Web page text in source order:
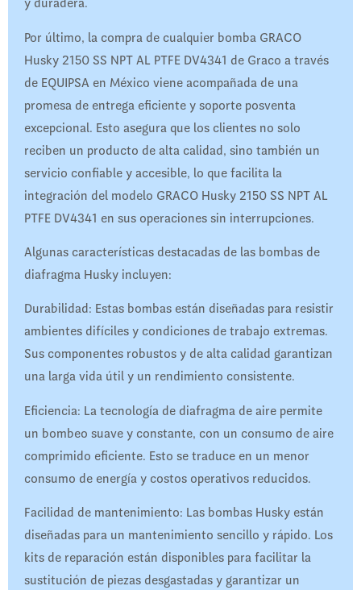
y duradera.
Por último, la compra de cualquier bomba GRACO
Husky 2150 SS NPT AL PTFE DV4341 de Graco a través
de EQUIPSA en México viene acompañada de una
promesa de entrega eficiente y soporte posventa
excepcional. Esto asegura que los clientes no solo
reciben un producto de alta calidad, sino también un
servicio confiable y accesible, lo que facilita la
integración del modelo GRACO Husky 2150 SS NPT AL
PTFE DV4341 en sus operaciones sin interrupciones.
Algunas características destacadas de las bombas de
diafragma Husky incluyen:
Durabilidad: Estas bombas están diseñadas para resistir
ambientes difíciles y condiciones de trabajo extremas.
Sus componentes robustos y de alta calidad garantizan
una larga vida útil y un rendimiento consistente.
Eficiencia: La tecnología de diafragma de aire permite
un bombeo suave y constante, con un consumo de aire
comprimido eficiente. Esto se traduce en un menor
consumo de energía y costos operativos reducidos.
Facilidad de mantenimiento: Las bombas Husky están
diseñadas para un mantenimiento sencillo y rápido. Los
kits de reparación están disponibles para facilitar la
sustitución de piezas desgastadas y garantizar un